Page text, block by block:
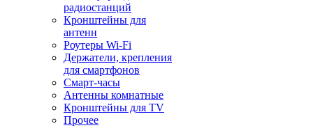
радиостанций
Кронштейны для
антенн
Роутеры Wi-Fi
Держатели, крепления
для смартфонов
Смарт-часы
Антенны комнатные
Кронштейны для TV
Прочее